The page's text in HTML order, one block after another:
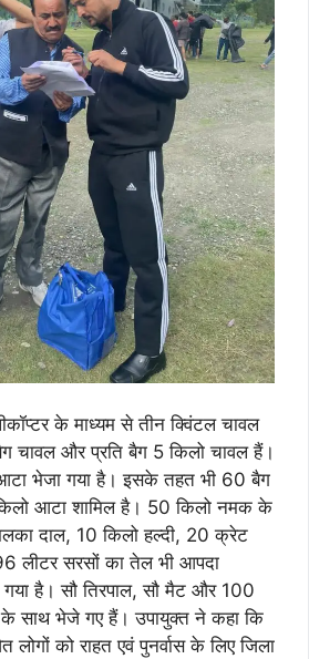
के माध्यम से तीन क्विंटल चावल
और प्रति बैग 5 किलो चावल हैं।
भेजा गया है। इसके तहत भी 60 बैग
आटा शामिल है। 50 किलो नमक के
दाल, 10 किलो हल्दी, 20 क्रेट
लीटर सरसों का तेल भी आपदा
गया है। सौ तिरपाल, सौ मैट और 100
के साथ भेजे गए हैं। उपायुक्त ने कहा कि
को राहत एवं पुनर्वास के लिए जिला